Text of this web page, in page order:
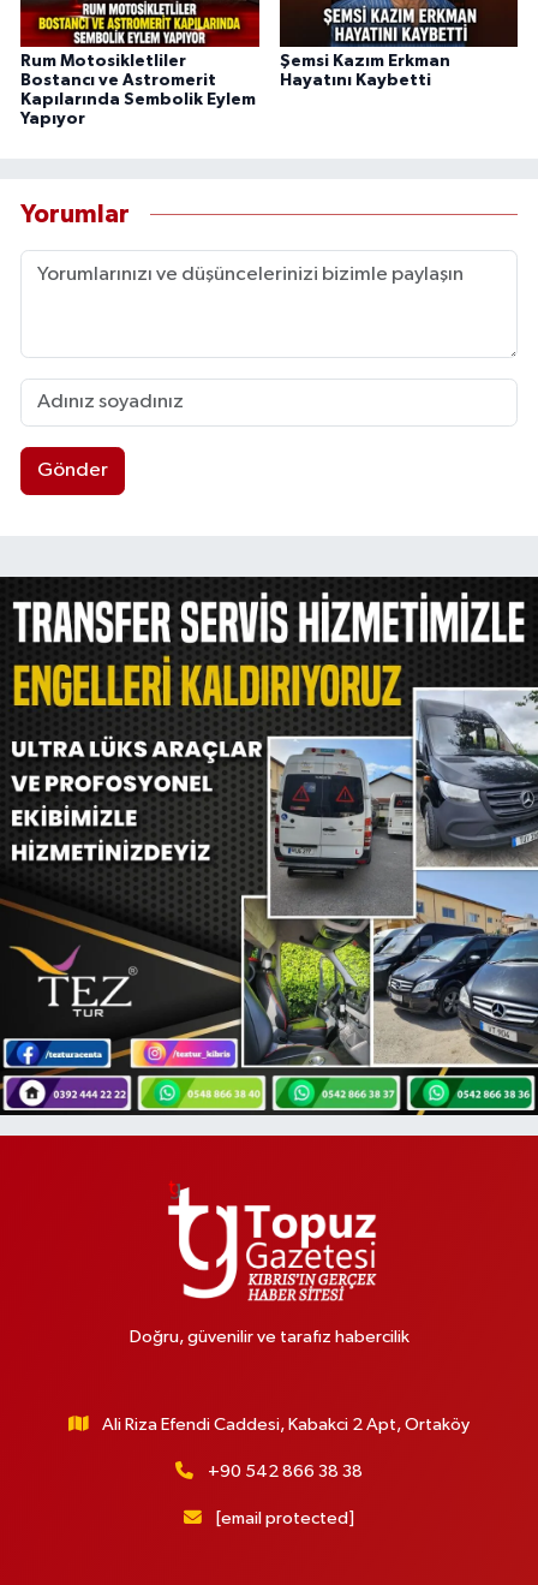
Rum Motosikletliler
Bostancı ve Astromerit
Kapılarında Sembolik Eylem
Yapıyor
Şemsi Kazım Erkman
Hayatını Kaybetti
Yorumlar
Gönder
Doğru, güvenilir ve tarafız habercilik
Ali Riza Efendi Caddesi, Kabakci 2 Apt, Ortaköy
+90 542 866 38 38
[email protected]